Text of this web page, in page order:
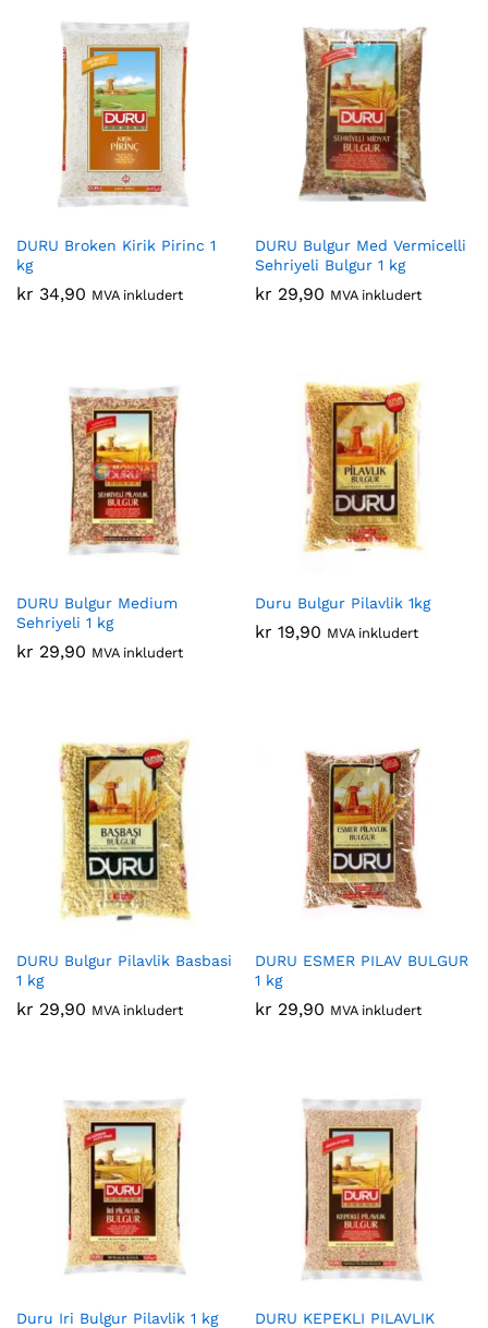
DURU Broken Kirik Pirinc 1
kg
kr 34,90 MVA inkludert
DURU Bulgur Med Vermicelli
Sehriyeli Bulgur 1 kg
kr 29,90 MVA inkludert
DURU Bulgur Medium
Sehriyeli 1 kg
kr 29,90 MVA inkludert
Duru Bulgur Pilavlik 1kg
kr 19,90 MVA inkludert
DURU Bulgur Pilavlik Basbasi
1 kg
kr 29,90 MVA inkludert
DURU ESMER PILAV BULGUR
1 kg
kr 29,90 MVA inkludert
Duru Iri Bulgur Pilavlik 1 kg
DURU KEPEKLI PILAVLIK